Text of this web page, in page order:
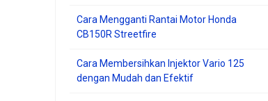
Cara Mengganti Rantai Motor Honda
CB150R Streetfire
Cara Membersihkan Injektor Vario 125
dengan Mudah dan Efektif